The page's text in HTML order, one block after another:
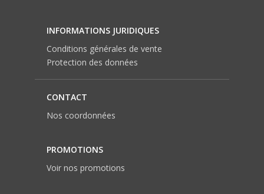
INFORMATIONS JURIDIQUES
Conditions générales de vente
Protection des données
CONTACT
Nos coordonnées
PROMOTIONS
Voir nos promotions